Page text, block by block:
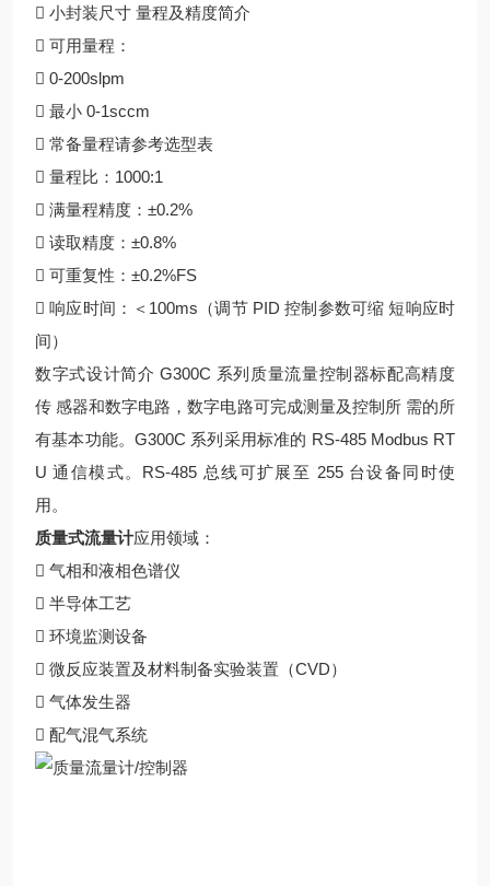
 小封装尺寸 量程及精度简介
 可用量程：
 0-200slpm
 最小 0-1sccm
 常备量程请参考选型表
 量程比：1000:1
 满量程精度：±0.2%
 读取精度：±0.8%
 可重复性：±0.2%FS
 响应时间：＜100ms（调节 PID 控制参数可缩 短响应时
间）
数字式设计简介 G300C 系列质量流量控制器标配高精度
传 感器和数字电路，数字电路可完成测量及控制所 需的所
有基本功能。G300C 系列采用标准的 RS-485 Modbus RT
U 通信模式。RS-485 总线可扩展至 255 台设备同时使
用。
质量式流量计应用领域：
 气相和液相色谱仪
 半导体工艺
 环境监测设备
 微反应装置及材料制备实验装置（CVD）
 气体发生器
 配气混气系统